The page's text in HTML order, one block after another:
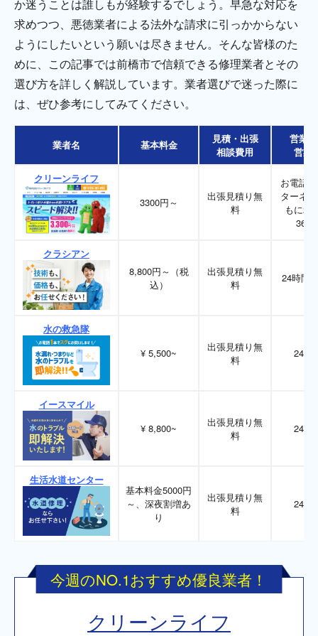
か迷うことは誰しもが経験するでしょう。早急な対応を
求めつつ、悪徳業者による法外な請求に引っかからない
ようにしたいという願いは尽きません。そんな皆様のた
めに、この記事では前橋市で信頼できる修理業者とその
選び方を詳しく解説しています。業者選びで迷った際に
は、ぜひ参考にしてみてください。
業者名 基本料金
見積・出張
相談費用
営業
営業
クリーンライフ
3300円～
出張見積り無
料
お電話
ターネ
もに24
365
クラシアン
8,800円～（税
込）
出張見積り無
料
24時間
水の救急隊
¥ 5,500~
出張見積り無
料
24時
イースマイル
¥ 8,800~
出張見積り無
料
24時
生活水道センター
基本料金5000円
～、深夜割増あ
り
出張見積り無
料
24時
今週のNO.1おすすめ優良業者！
クリーンライフ